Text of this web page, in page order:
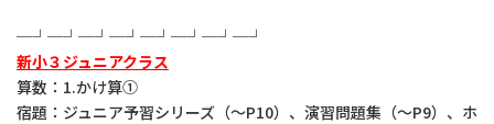
─┘─┘─┘─┘─┘─┘─┘─┘
新小３ジュニアクラス
算数：1.かけ算①
宿題：ジュニア予習シリーズ（～P10）、演習問題集（～P9）、ホ